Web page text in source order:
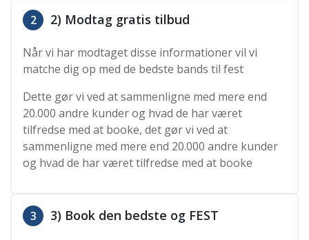
2 2) Modtag gratis tilbud
Når vi har modtaget disse informationer vil vi
matche dig op med de bedste bands til fest
Dette gør vi ved at sammenligne med mere end
20.000 andre kunder og hvad de har været
tilfredse med at booke, det gør vi ved at
sammenligne med mere end 20.000 andre kunder
og hvad de har været tilfredse med at booke
3 3) Book den bedste og FEST